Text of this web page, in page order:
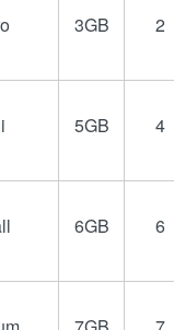
3GB 2
5GB 4
6GB 6